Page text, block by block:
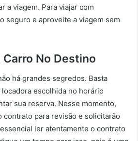
a viagem. Para viajar com
seguro e aproveite a viagem sem
Carro No Destino
há grandes segredos. Basta
escolhida no horário
sua reserva. Nesse momento,
contrato para revisão e solicitarão
ler atentamente o contrato